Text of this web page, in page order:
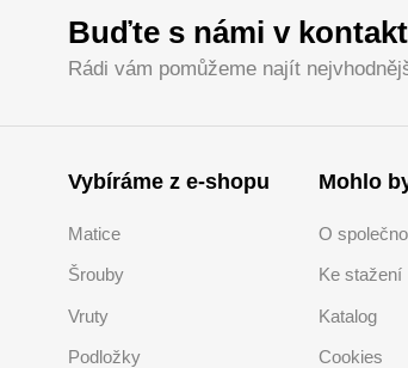
Buďte s námi v
Rádi vám pomůžeme najít
Vybíráme z e-shopu
Matice
Šrouby
Vruty
Podložky
Mohlo
O
Ke stažení
Katalog
Cookies